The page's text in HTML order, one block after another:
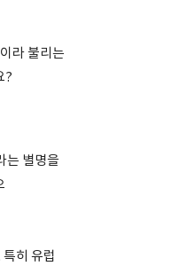
라 불리는
?
는 별명을
히 유럽